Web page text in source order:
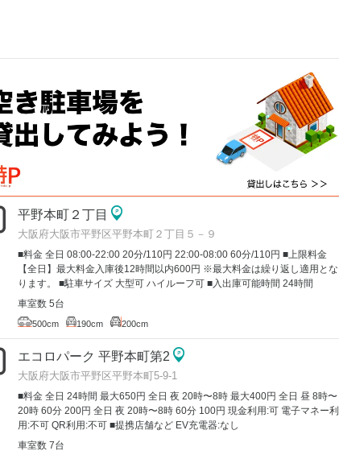
平野本町２丁目
大阪府大阪市平野区平野本町２丁目５－９
■料金 全日 08:00-22:00 20分/110円 22:00-08:00 60分/110円 ■上限料金
【全日】最大料金入庫後12時間以内600円 ※最大料金は繰り返し適用とな
ります。 ■駐車サイズ 大型可 ハイルーフ可 ■入出庫可能時間 24時間
車室数 5台
500cm 190cm 200cm
エコロパーク 平野本町第2
大阪府大阪市平野区平野本町5-9-1
■料金 全日 24時間 最大650円 全日 夜 20時〜8時 最大400円 全日 昼 8時〜
20時 60分 200円 全日 夜 20時〜8時 60分 100円 現金利用:可 電子マネー利
用:不可 QR利用:不可 ■提携店舗など EV充電器:なし
車室数 7台